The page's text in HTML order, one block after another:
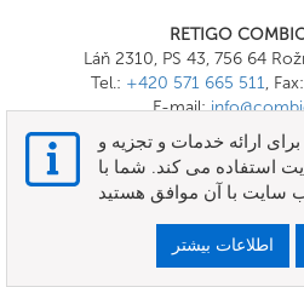
RETIGO
Láň 2310, PS 43, 756 64
Tel.: +420 571 665 511,
E-mail:
و ضوابط
ارائه خدمات و تجزیه و
استفاده می کند. شما با
اطلاعات بیشتر